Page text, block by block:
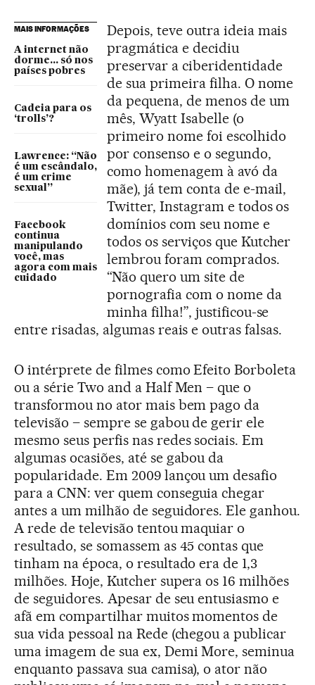
MAIS INFORMAÇÕES
A internet não
dorme... só nos
países pobres
Cadeia para os
‘trolls’?
Lawrence: “Não
é um escândalo,
é um crime
sexual”
Facebook
continua
manipulando
você, mas
agora com mais
cuidado
Depois, teve outra ideia mais
pragmática e decidiu
preservar a ciberidentidade
de sua primeira filha. O nome
da pequena, de menos de um
mês, Wyatt Isabelle (o
primeiro nome foi escolhido
por consenso e o segundo,
como homenagem à avó da
mãe), já tem conta de e-mail,
Twitter, Instagram e todos os
domínios com seu nome e
todos os serviços que Kutcher
lembrou foram comprados.
“Não quero um site de
pornografia com o nome da
minha filha!”, justificou-se
entre risadas, algumas reais e outras falsas.
O intérprete de filmes como Efeito Borboleta
ou a série Two and a Half Men – que o
transformou no ator mais bem pago da
televisão – sempre se gabou de gerir ele
mesmo seus perfis nas redes sociais. Em
algumas ocasiões, até se gabou da
popularidade. Em 2009 lançou um desafio
para a CNN: ver quem conseguia chegar
antes a um milhão de seguidores. Ele ganhou.
A rede de televisão tentou maquiar o
resultado, se somassem as 45 contas que
tinham na época, o resultado era de 1,3
milhões. Hoje, Kutcher supera os 16 milhões
de seguidores. Apesar de seu entusiasmo e
afã em compartilhar muitos momentos de
sua vida pessoal na Rede (chegou a publicar
uma imagem de sua ex, Demi More, seminua
enquanto passava sua camisa), o ator não